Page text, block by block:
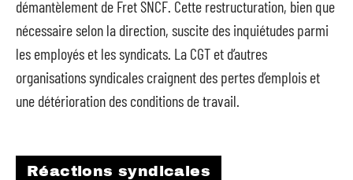
démantèlement de Fret SNCF. Cette restructuration, bien que
nécessaire selon la direction, suscite des inquiétudes parmi
les employés et les syndicats. La CGT et d’autres
organisations syndicales craignent des pertes d’emplois et
une détérioration des conditions de travail.
Réactions syndicales